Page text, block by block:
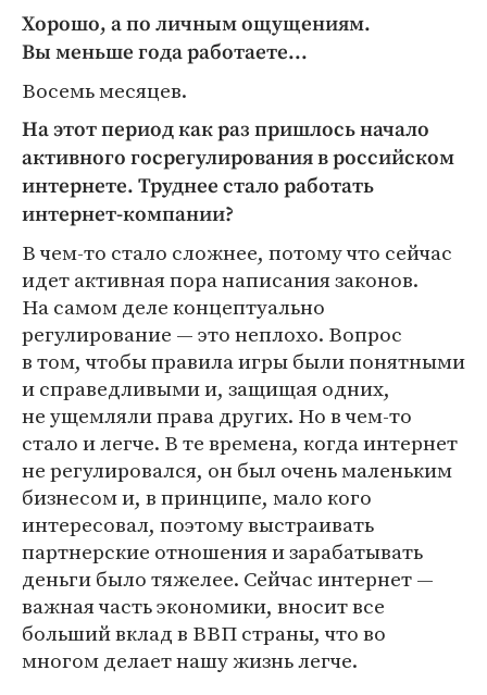
Хорошо, а по личным ощущениям.
Вы меньше года работаете...
Восемь месяцев.
На этот период как раз пришлось начало
активного госрегулирования в российском
интернете. Труднее стало работать
интернет-компании?
В чем-то стало сложнее, потому что сейчас
идет активная пора написания законов.
На самом деле концептуально
регулирование — это неплохо. Вопрос
в том, чтобы правила игры были понятными
и справедливыми и, защищая одних,
не ущемляли права других. Но в чем-то
стало и легче. В те времена, когда интернет
не регулировался, он был очень маленьким
бизнесом и, в принципе, мало кого
интересовал, поэтому выстраивать
партнерские отношения и зарабатывать
деньги было тяжелее. Сейчас интернет —
важная часть экономики, вносит все
больший вклад в ВВП страны, что во
многом делает нашу жизнь легче.